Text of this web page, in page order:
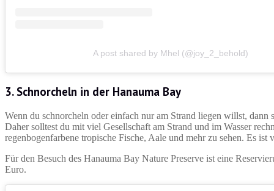
A post shared by Mhel (@joy_2_behold)
3. Schnorcheln in der Hanauma Bay
Wenn du schnorcheln oder einfach nur am Strand liegen willst,
Daher solltest du mit viel Gesellschaft am Strand und im Wasser
regenbogenfarbene tropische Fische, Aale und mehr zu sehen. Es
Für den Besuch des Hanauma Bay Nature Preserve ist eine
Euro.